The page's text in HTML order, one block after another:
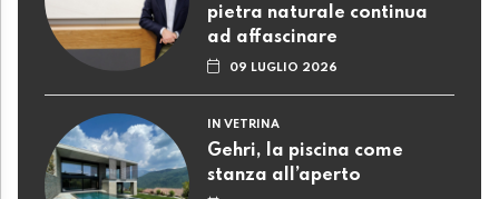
pietra naturale continua
ad affascinare
09 LUGLIO 2026
IN VETRINA
Gehri, la piscina come
stanza all’aperto